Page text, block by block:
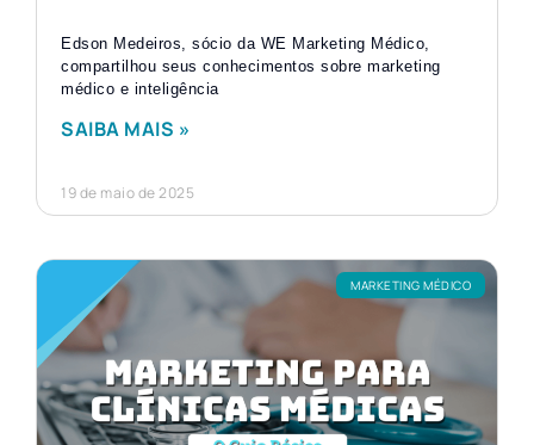
Edson Medeiros, sócio da WE Marketing Médico,
compartilhou seus conhecimentos sobre marketing
médico e inteligência
SAIBA MAIS »
19 de maio de 2025
MARKETING MÉDICO